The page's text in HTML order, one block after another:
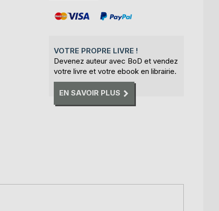
VOTRE PROPRE LIVRE !
Devenez auteur avec BoD et vendez
votre livre et votre ebook en librairie.
EN SAVOIR PLUS